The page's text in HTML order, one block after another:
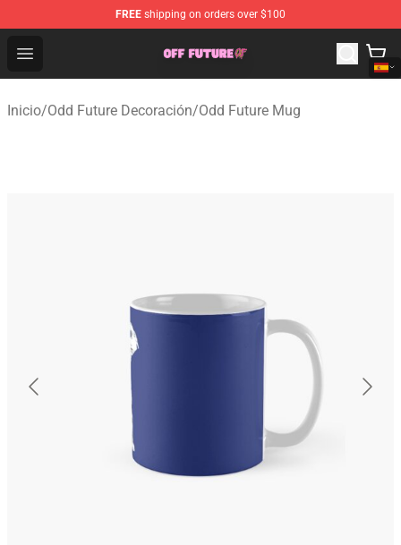
FREE shipping on orders over $100
Open menu
Odd Future Store - Official Odd Future Merchandise Shop
Inicio/Odd Future Decoración/Odd Future Mug